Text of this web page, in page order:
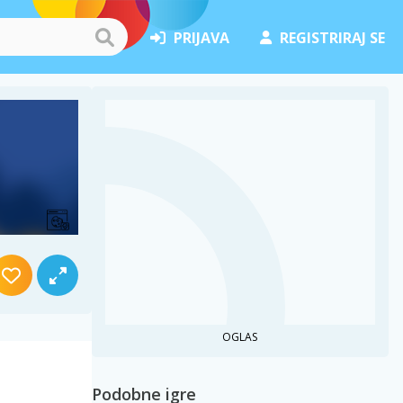
PRIJAVA REGISTRIRAJ SE
OGLAS
Podobne igre